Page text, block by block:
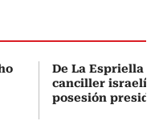
De La Espriella
canciller israelí
posesión